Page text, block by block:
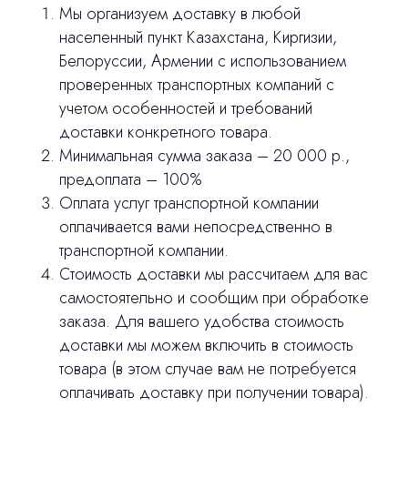
Мы организуем доставку в любой
населенный пункт Казахстана, Киргизии,
Белоруссии, Армении с использованием
проверенных транспортных компаний с
учетом особенностей и требований
доставки конкретного товара.
Минимальная сумма заказа – 20 000 р.,
предоплата – 100%
Оплата услуг транспортной компании
оплачивается вами непосредственно в
транспортной компании.
Стоимость доставки мы рассчитаем для вас
самостоятельно и сообщим при обработке
заказа. Для вашего удобства стоимость
доставки мы можем включить в стоимость
товара (в этом случае вам не потребуется
оплачивать доставку при получении товара).